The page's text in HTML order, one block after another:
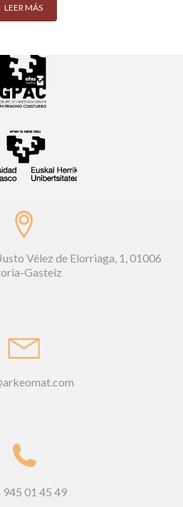
LEER MÁS
Vélez de Elorriaga, 1, 01006
Gasteiz
945 01 45 49